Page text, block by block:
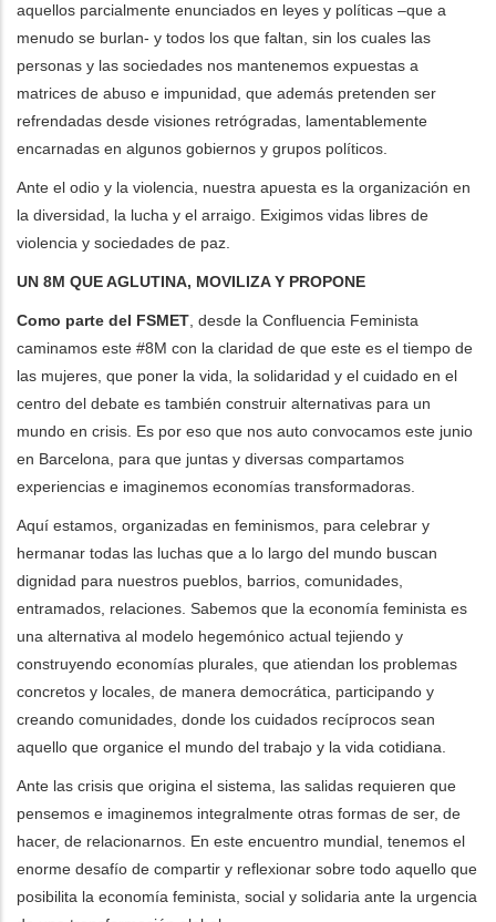
aquellos parcialmente enunciados en leyes y políticas –que a
menudo se burlan- y todos los que faltan, sin los cuales las
personas y las sociedades nos mantenemos expuestas a
matrices de abuso e impunidad, que además pretenden ser
refrendadas desde visiones retrógradas, lamentablemente
encarnadas en algunos gobiernos y grupos políticos.
Ante el odio y la violencia, nuestra apuesta es la organización en
la diversidad, la lucha y el arraigo. Exigimos vidas libres de
violencia y sociedades de paz.
UN 8M QUE AGLUTINA, MOVILIZA Y PROPONE
Como parte del FSMET, desde la Confluencia Feminista
caminamos este #8M con la claridad de que este es el tiempo de
las mujeres, que poner la vida, la solidaridad y el cuidado en el
centro del debate es también construir alternativas para un
mundo en crisis. Es por eso que nos auto convocamos este junio
en Barcelona, para que juntas y diversas compartamos
experiencias e imaginemos economías transformadoras.
Aquí estamos, organizadas en feminismos, para celebrar y
hermanar todas las luchas que a lo largo del mundo buscan
dignidad para nuestros pueblos, barrios, comunidades,
entramados, relaciones. Sabemos que la economía feminista es
una alternativa al modelo hegemónico actual tejiendo y
construyendo economías plurales, que atiendan los problemas
concretos y locales, de manera democrática, participando y
creando comunidades, donde los cuidados recíprocos sean
aquello que organice el mundo del trabajo y la vida cotidiana.
Ante las crisis que origina el sistema, las salidas requieren que
pensemos e imaginemos integralmente otras formas de ser, de
hacer, de relacionarnos. En este encuentro mundial, tenemos el
enorme desafío de compartir y reflexionar sobre todo aquello que
posibilita la economía feminista, social y solidaria ante la urgencia